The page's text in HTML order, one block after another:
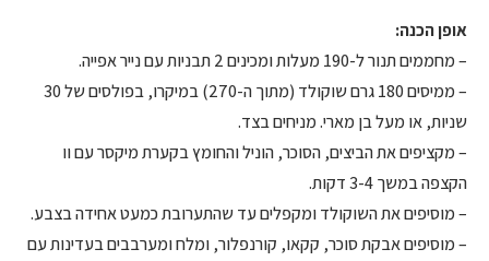
אופן הכנה:
– מחממים תנור ל-190 מעלות ומכינים 2 תבניות עם נייר אפייה.
– ממיסים 180 גרם שוקולד (מתוך ה-270) במיקרו, בפולסים של 30
שניות, או מעל בן מארי. מניחים בצד.
– מקציפים את הביצים, הסוכר, הוניל והחומץ בקערת מיקסר עם וו
הקצפה במשך 3-4 דקות.
– מוסיפים את השוקולד ומקפלים עד שהתערובת כמעט אחידה בצבע.
– מוסיפים אבקת סוכר, קקאו, קורנפלור, ומלח ומערבבים בעדינות עם